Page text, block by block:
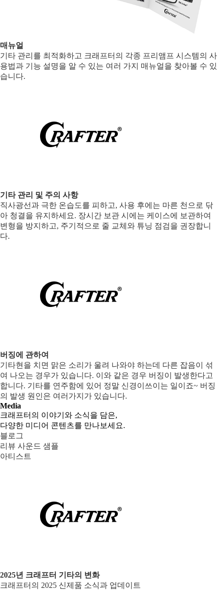
매뉴얼
기타 관리를 최적화하고 크래프터의 각종 프리앰프 시스템의 사
용법과 기능 설명을 알 수 있는 여러 가지 매뉴얼을 찾아볼 수 있
습니다.
기타 관리 및 주의 사항
직사광선과 극한 온습도를 피하고, 사용 후에는 마른 천으로 닦
아 청결을 유지하세요. 장시간 보관 시에는 케이스에 보관하여
변형을 방지하고, 주기적으로 줄 교체와 튜닝 점검을 권장합니
다.
버징에 관하여
기타현을 치면 맑은 소리가 울려 나와야 하는데 다른 잡음이 섞
여 나오는 경우가 있습니다. 이와 같은 경우 버징이 발생한다고
합니다. 기타를 연주함에 있어 정말 신경이쓰이는 일이죠~ 버징
의 발생 원인은 여러가지가 있습니다.
Media
크래프터의 이야기와 소식을 담은,
다양한 미디어 콘텐츠를 만나보세요.
블로그
리뷰 사운드 샘플
아티스트
2025년 크래프터 기타의 변화
크래프터의 2025 신제품 소식과 업데이트